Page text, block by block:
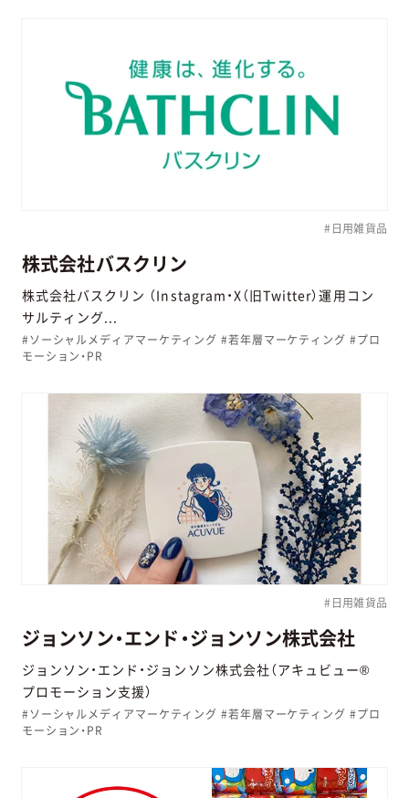
#日用雑貨品
株式会社バスクリン
株式会社バスクリン （Instagram・X（旧Twitter）運用コン
サルティング...
#ソーシャルメディアマーケティング #若年層マーケティング #プロ
モーション・PR
#日用雑貨品
ジョンソン・エンド・ジョンソン株式会社
ジョンソン・エンド・ジョンソン株式会社（アキュビュー®
プロモーション支援）
#ソーシャルメディアマーケティング #若年層マーケティング #プロ
モーション・PR